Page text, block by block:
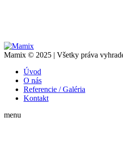
Mamix © 2025 | Všetky práva
Úvod
O nás
Referencie / Galéria
Kontakt
menu